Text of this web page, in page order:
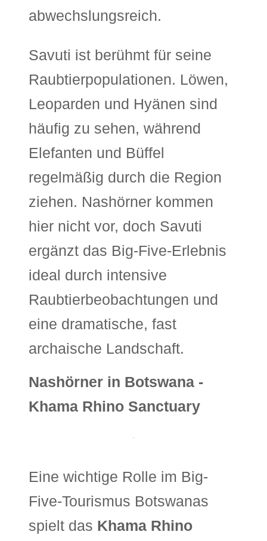
abwechslungsreich.
Savuti ist berühmt für seine
Raubtierpopulationen. Löwen,
Leoparden und Hyänen sind
häufig zu sehen, während
Elefanten und Büffel
regelmäßig durch die Region
ziehen. Nashörner kommen
hier nicht vor, doch Savuti
ergänzt das Big-Five-Erlebnis
ideal durch intensive
Raubtierbeobachtungen und
eine dramatische, fast
archaische Landschaft.
Nashörner in Botswana -
Khama Rhino Sanctuary
Eine wichtige Rolle im Big-
Five-Tourismus Botswanas
spielt das Khama Rhino